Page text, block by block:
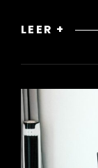
LEER +
UN